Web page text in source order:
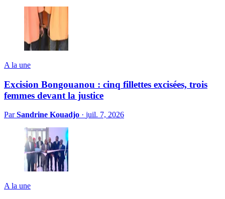
A la une
Excision Bongouanou : cinq fillettes excisées, trois
femmes devant la justice
ParSandrine Kouadjo · juil. 7, 2026
A la une